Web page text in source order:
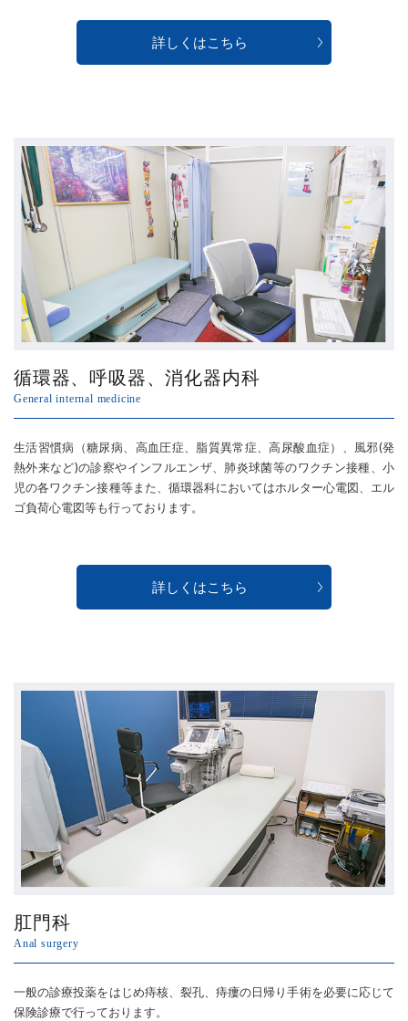
詳しくはこちら
循環器、呼吸器、消化器内科
General internal medicine
生活習慣病（糖尿病、高血圧症、脂質異常症、高尿酸血症）、風邪(発
熱外来など)の診察やインフルエンザ、肺炎球菌等のワクチン接種、小
児の各ワクチン接種等また、循環器科においてはホルター心電図、エル
ゴ負荷心電図等も行っております。
詳しくはこちら
肛門科
Anal surgery
一般の診療投薬をはじめ痔核、裂孔、痔瘻の日帰り手術を必要に応じて
保険診療で行っております。